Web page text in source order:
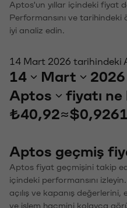
Aptos'un yıllar içindeki fiyat
Performansını ve tarihindeki
iyi analiz edin.
14 Mart 2026 tarihindeki
14 Mart 2026
Aptos
fiyatı ne
₺40,92≈
Aptos geçmiş
Aptos fiyat geçmişini takip
içindeki performansını
açılış ve kapanış
ve işlem hacmini kolayca